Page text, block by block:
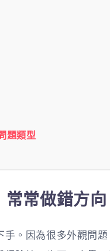
題類型
常常做錯方向
。因為很多外觀問